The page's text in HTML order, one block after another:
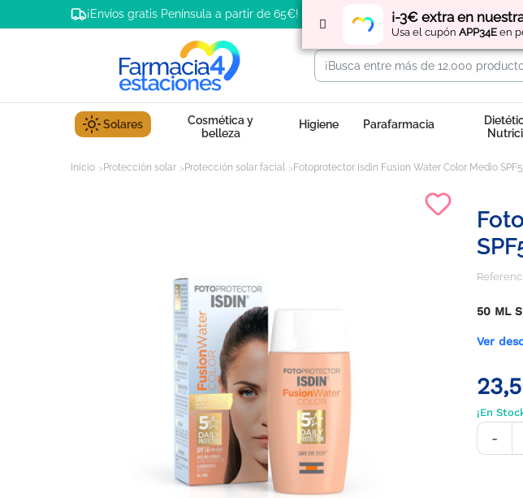
¡-3€ extra en
Usa el cupón APP34E en
¡Envíos gratis Península a partir de 65€!
Solares
Cosmética y
belleza
Higiene Parafarmacia
Inicio Protección solar Protección solar facial Fotoprotector Isdin Fusion Water Color Medio
50 ML
Ver
¡En
-